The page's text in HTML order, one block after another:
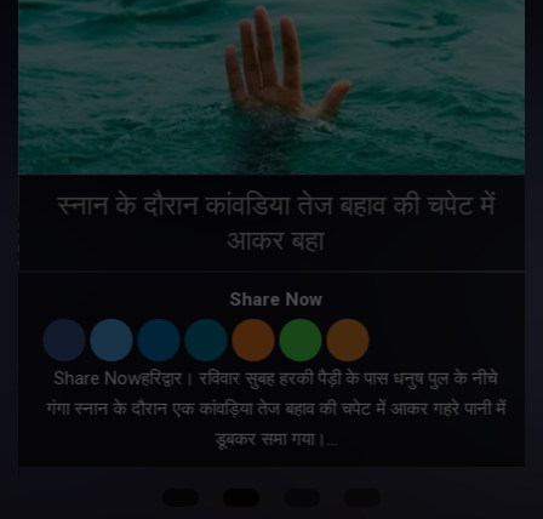
स्नान के दौरान कांवडिया तेज बहाव की चपेट में
आकर बहा
Share Now
Share Nowहरिद्वार। रविवार सुबह हरकी पैड़ी के पास धनुष पुल के नीचे
गंगा स्नान के दौरान एक कांवड़िया तेज बहाव की चपेट में आकर गहरे पानी में
डूबकर समा गया।…